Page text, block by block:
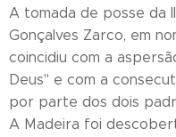
A tomada de posse da
Gonçalves Zarco, em
coincidiu com a
Deus" e com a
por parte dos dois
A Madeira foi